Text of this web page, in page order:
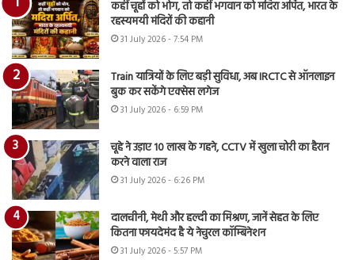
कहीं चूहों को भोग, तो कहीं भगवान को मदिरा अर्पित, भारत के
रहस्यमयी मंदिरों की कहानी
31 July 2026 - 7:54 PM
Train यात्रियों के लिए बड़ी सुविधा, अब IRCTC से ऑनलाइन
बुक कर सकेंगे एक्सेस लगेज
31 July 2026 - 6:59 PM
चूहे ने उड़ाए 10 लाख के गहने, CCTV में खुला चोरी का हैरान
करने वाला राज
31 July 2026 - 6:26 PM
दालचीनी, मेथी और हल्दी का मिश्रण, जानें सेहत के लिए
कितना फायदेमंद है ये नेचुरल कॉम्बिनेशन
31 July 2026 - 5:57 PM